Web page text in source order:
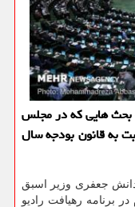
بحث هایی که در مجلس
شاید مصارف بودجه ۱۴۰۰ نسبت به قانون بودجه سال
جعفری وزیر اسبق
رهیافت رادیو